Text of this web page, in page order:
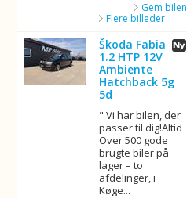
Gem bilen
Flere billeder
Škoda Fabia
1.2 HTP 12V
Ambiente
Hatchback 5g
5d
" Vi har bilen, der
passer til dig!Altid
Over 500 gode
brugte biler på
lager – to
afdelinger, i
Køge...